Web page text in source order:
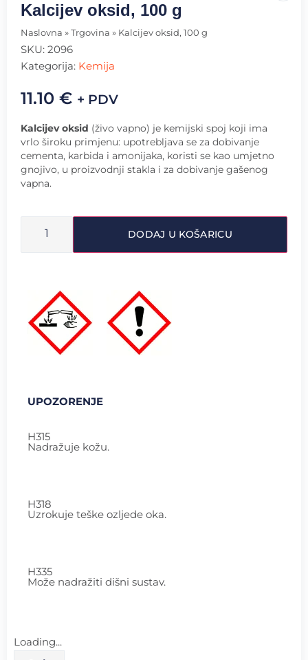
Kalcijev oksid, 100 g
Naslovna » Trgovina » Kalcijev oksid, 100 g
SKU: 2096
Kategorija: Kemija
11.10 € + PDV
Kalcijev oksid (živo vapno) je kemijski spoj koji ima
vrlo široku primjenu: upotrebljava se za dobivanje
cementa, karbida i amonijaka, koristi se kao umjetno
gnojivo, u proizvodnji stakla i za dobivanje gašenog
vapna.
DODAJ U KOŠARICU
UPOZORENJE
H315
Nadražuje kožu.
H318
Uzrokuje teške ozljede oka.
H335
Može nadražiti dišni sustav.
Loading...